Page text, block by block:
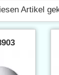
Artikel